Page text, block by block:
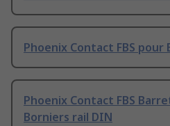
Phoenix Contact FBS pour
Phoenix Contact FBS
Borniers rail DIN